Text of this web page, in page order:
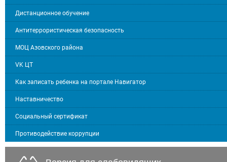
Дистанционное обучение
Антитеррористическая безопасность
МОЦ Азовского района
VK ЦТ
Как записать ребенка на портале Навигатор
Наставничество
Социальный сертификат
Противодействие коррупции